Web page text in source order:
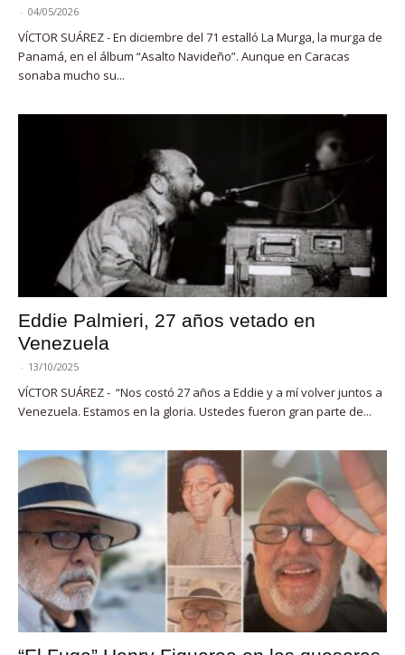
- 04/05/2026
VÍCTOR SUÁREZ - En diciembre del 71 estalló La Murga, la murga de
Panamá, en el álbum “Asalto Navideño”. Aunque en Caracas
sonaba mucho su...
Eddie Palmieri, 27 años vetado en
Venezuela
- 13/10/2025
VÍCTOR SUÁREZ - “Nos costó 27 años a Eddie y a mí volver juntos a
Venezuela. Estamos en la gloria. Ustedes fueron gran parte de...